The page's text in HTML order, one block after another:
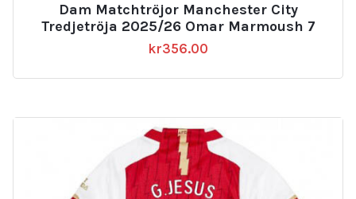
Dam Matchtröjor Manchester City
Tredjetröja 2025/26 Omar Marmoush 7
kr356.00